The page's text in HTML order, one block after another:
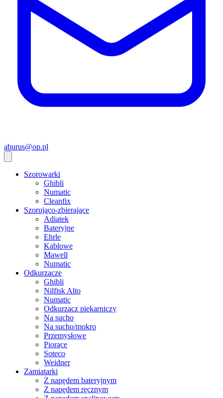
aburus@op.pl
Szorowarki
Ghibli
Numatic
Cleanfix
Szorująco-zbierające
Adiatek
Bateryjne
Ehrle
Kablowe
Mawell
Numatic
Odkurzacze
Ghibli
Nilfisk Alto
Numatic
Odkurzacz piekarniczy
Na sucho
Na sucho/mokro
Przemysłowe
Piorące
Soteco
Weidner
Zamiatarki
Z napędem bateryjnym
Z napędem ręcznym